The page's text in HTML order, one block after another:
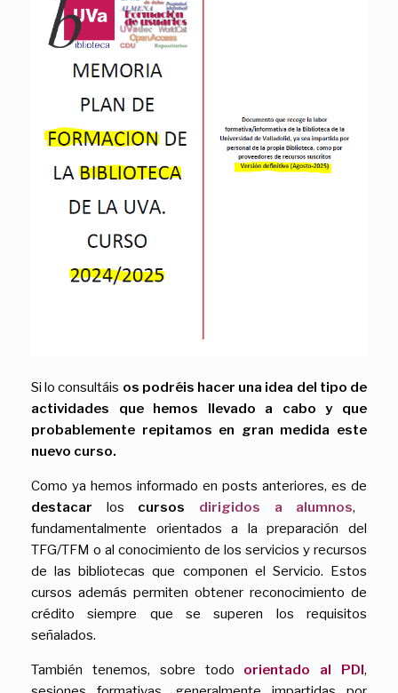
Si lo consultáis os podréis hacer una idea del tipo de
actividades que hemos llevado a cabo y que
probablemente repitamos en gran medida este
nuevo curso.
Como ya hemos informado en posts anteriores, es de
destacar los cursos dirigidos a alumnos,
fundamentalmente orientados a la preparación del
TFG/TFM o al conocimiento de los servicios y recursos
de las bibliotecas que componen el Servicio. Estos
cursos además permiten obtener reconocimiento de
crédito siempre que se superen los requisitos
señalados.
También tenemos, sobre todo orientado al PDI,